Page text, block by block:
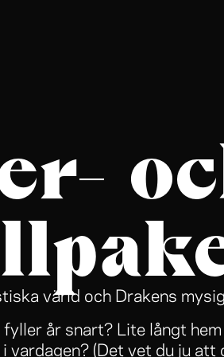
värld och Drakens
fyller år snart? Lite långt
vardagen? (Det vet du ju att